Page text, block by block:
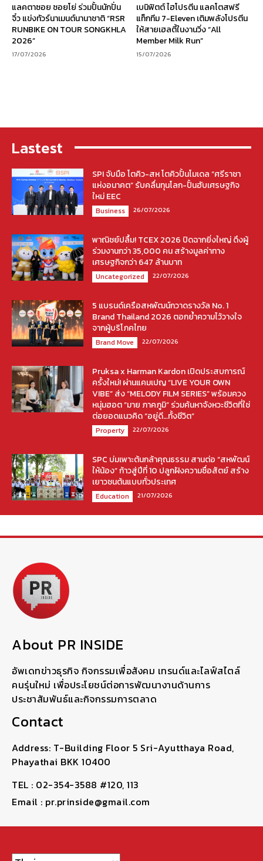
แลคตาซอย ซอยโย่ ร่วมปั้นนักปั่น
จิ๋ว แข่งทัวร์นาเมนต์นานาชาติ “RSR
RUNBIKE ON TOUR SONGKHLA
2026”
17/07/2026
เบนิฟิตต์ ไฮโปรตีน แลคโตสฟรี
แท็กทีม 7-Eleven เติมพลังโปรตีน
ให้สายเฮลตี้ในงานวิ่ง “All
Member Milk Run”
15/07/2026
Lastest
SPI จับมือ โตคิว-สห โตคิวปั้นโมเดล “ศรีราชา
แห่งอนาคต” รับคลื่นทุนโลก-ปั้นฮับเศรษฐกิจ
ใหม่ EEC
Business 26/07/2026
พาณิชย์ปลื้ม! TCEX 2026 ปิดฉากยิ่งใหญ่ ดึงผู้
ร่วมงานกว่า 35,000 คน สร้างมูลค่าทาง
เศรษฐกิจกว่า 647 ล้านบาท
Uncategorized 22/07/2026
5 แบรนด์เครือสหพัฒน์กวาดรางวัล No. 1
Brand Thailand 2026 ตอกย้ำความไว้วางใจ
จากผู้บริโภคไทย
Brand Move 22/07/2026
Pruksa x Harman Kardon เปิดประสบการณ์
ครั้งใหม่! ผ่านแคมเปญ “LIVE YOUR OWN
VIBE” ส่ง “MELODY FILM SERIES” พร้อมควง
หนุ่มฮอต “มาย ภาคภูมิ” ร่วมค้นหาจังหวะชีวิตที่ใช่
ต่อยอดแนวคิด “อยู่ดี…ทั้งชีวิต”
Property 22/07/2026
SPC บ่มเพาะต้นกล้าคุณธรรม สานต่อ “สหพัฒน์
ให้น้อง” ก้าวสู่ปีที่ 10 ปลูกฝังความซื่อสัตย์ สร้าง
เยาวชนต้นแบบทั่วประเทศ
Education 21/07/2026
About PR INSIDE
อัพเดทข่าวธุรกิจ กิจกรรมเพื่อสังคม เทรนด์และไลฟ์สไตล์
คนรุ่นใหม่ เพื่อประโยชน์ต่อการพัฒนางานด้านการ
ประชาสัมพันธ์และกิจกรรมการตลาด
Contact
Address: T-Building Floor 5 Sri-Ayutthaya Road,
Phayathai BKK 10400
TEL : 02-354-3588 #120, 113
Email : pr.prinside@gmail.com